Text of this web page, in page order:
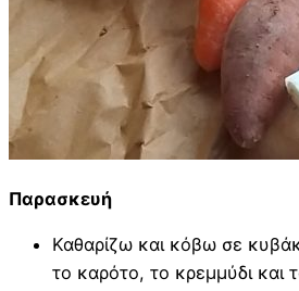
Παρασκευή
Καθαρίζω και κόβω σε
το καρότο, το κρεμμύδι και